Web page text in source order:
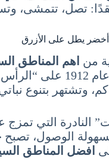
تصل، تتمشى،
أخضر يطل على الأزرق
من اهم المناطق
؛ تأسست عام 1912
النادرة التي تمزج
الوصول، تصبح
افضل المناطق